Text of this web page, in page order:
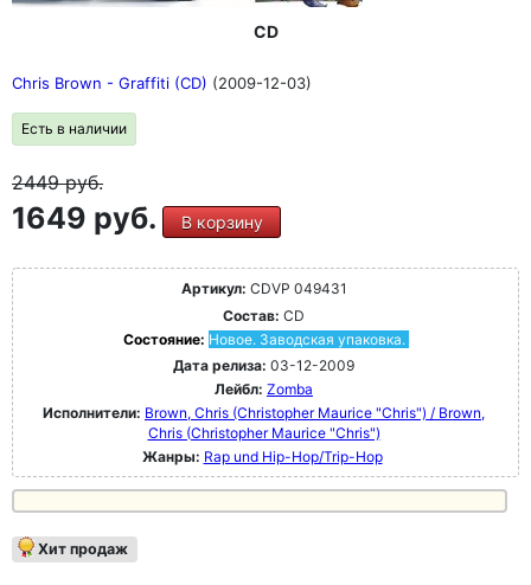
CD
Chris Brown - Graffiti (CD) (2009-12-03)
Есть в наличии
2449руб.
1649 руб. В корзину
Артикул: CDVP 049431
Состав: CD
Состояние: Новое. Заводская упаковка.
Дата релиза: 03-12-2009
Лейбл: Zomba
Исполнители: Brown, Chris (Christopher Maurice "Chris") / Brown,
Chris (Christopher Maurice "Chris")
Жанры: Rap und Hip-Hop/Trip-Hop
Хит продаж